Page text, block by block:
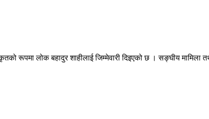
रूपमा लोक बहादुर शाहीलाई जिम्मेवारी दिइएको छ । सङ्घीय मामिला